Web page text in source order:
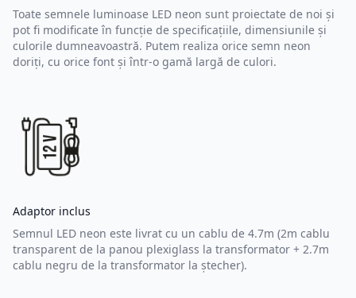
Toate semnele luminoase LED neon sunt proiectate de noi și
pot fi modificate în funcție de specificațiile, dimensiunile și
culorile dumneavoastră. Putem realiza orice semn neon
doriți, cu orice font și într-o gamă largă de culori.
Adaptor inclus
Semnul LED neon este livrat cu un cablu de 4.7m (2m cablu
transparent de la panou plexiglass la transformator + 2.7m
cablu negru de la transformator la ștecher).